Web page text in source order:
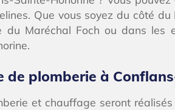
Que vous soyez du côté
du Maréchal Foch ou dans les
de plomberie à
et chauffage seront